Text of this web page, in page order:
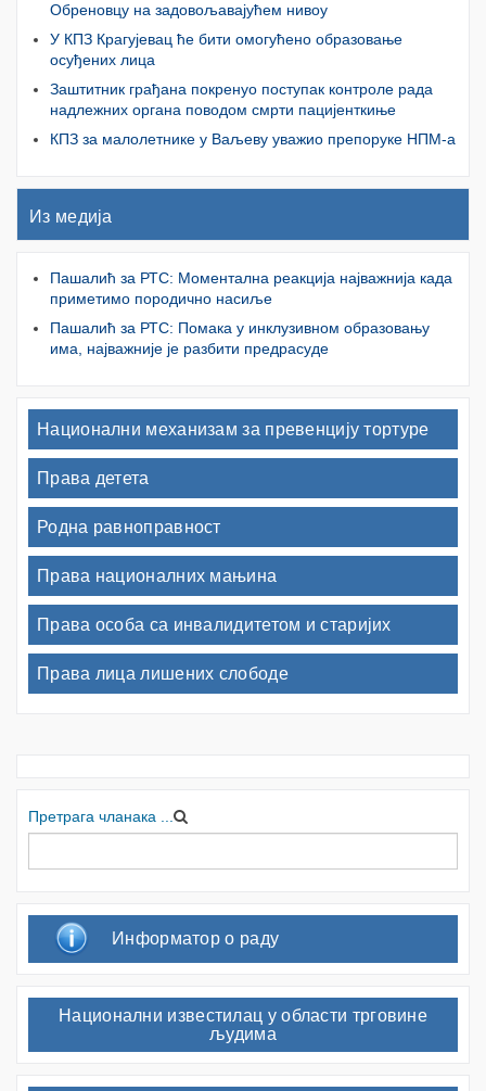
Обреновцу на задовољавајућем нивоу
У КПЗ Крагујевац ће бити омогућено образовање
осуђених лица
Заштитник грађана покренуо поступак контроле рада
надлежних органа поводом смрти пацијенткиње
КПЗ за малолетнике у Ваљеву уважио препоруке НПМ-а
Из медија
Пашалић за РТС: Моментална реакција најважнија када
приметимо породично насиље
Пашалић за РТС: Помака у инклузивном образовању
има, најважније је разбити предрасуде
Национални механизам за превенцију тортуре
Права детета
Родна равноправност
Права националних мањина
Права особа са инвалидитетом и старијих
Права лица лишених слободе
Претрага чланака ...
Информатор о раду
Национални известилац у области трговине
људима